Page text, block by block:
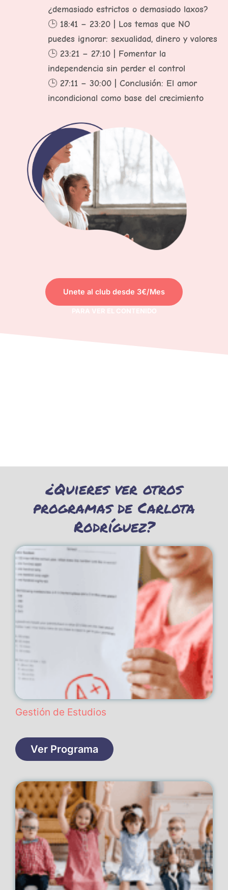
¿demasiado estrictos o demasiado laxos?
🕒 18:41 – 23:20 | Los temas que NO
puedes ignorar: sexualidad, dinero y valores
🕒 23:21 – 27:10 | Fomentar la
independencia sin perder el control
🕒 27:11 – 30:00 | Conclusión: El amor
incondicional como base del crecimiento
Unete al club desde 3€/Mes
PARA VER EL CONTENIDO
¿Quieres ver otros
programas de Carlota
Rodríguez?
Gestión de Estudios
Ver Programa